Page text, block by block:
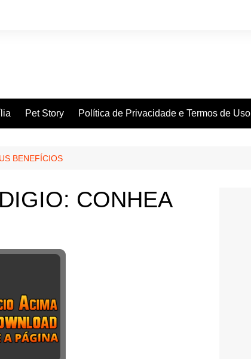
Pet Story Política de Privacidade e Termos de Uso
BENEFÍCIOS
CONHEA